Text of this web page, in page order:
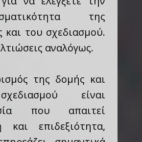
της
και του σχεδιασμού.
αναλόγως.
της δομής και
είναι
που απαιτεί
και επιδεξιότητα,